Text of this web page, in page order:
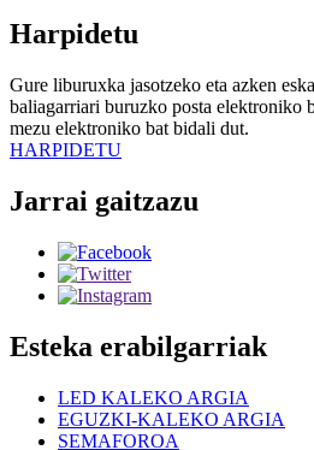
Harpidetu
Gure liburuxka jasotzeko eta azken
baliagarriari buruzko posta elektroniko
mezu elektroniko bat bidali dut.
HARPIDETU
Jarrai gaitzazu
Esteka erabilgarriak
LED KALEKO ARGIA
EGUZKI-KALEKO ARGIA
SEMAFOROA